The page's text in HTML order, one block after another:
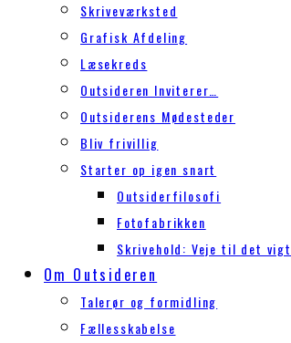
Skriveværksted
Grafisk Afdeling
Læsekreds
Outsideren Inviterer…
Outsiderens Mødesteder
Bliv frivillig
Starter op igen snart
Outsiderfilosofi
Fotofabrikken
Skrivehold: Veje til det
Om Outsideren
Talerør og formidling
Fællesskabelse